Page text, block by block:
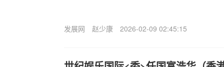
发展网 赵少康 2026-02-09 02:45:15